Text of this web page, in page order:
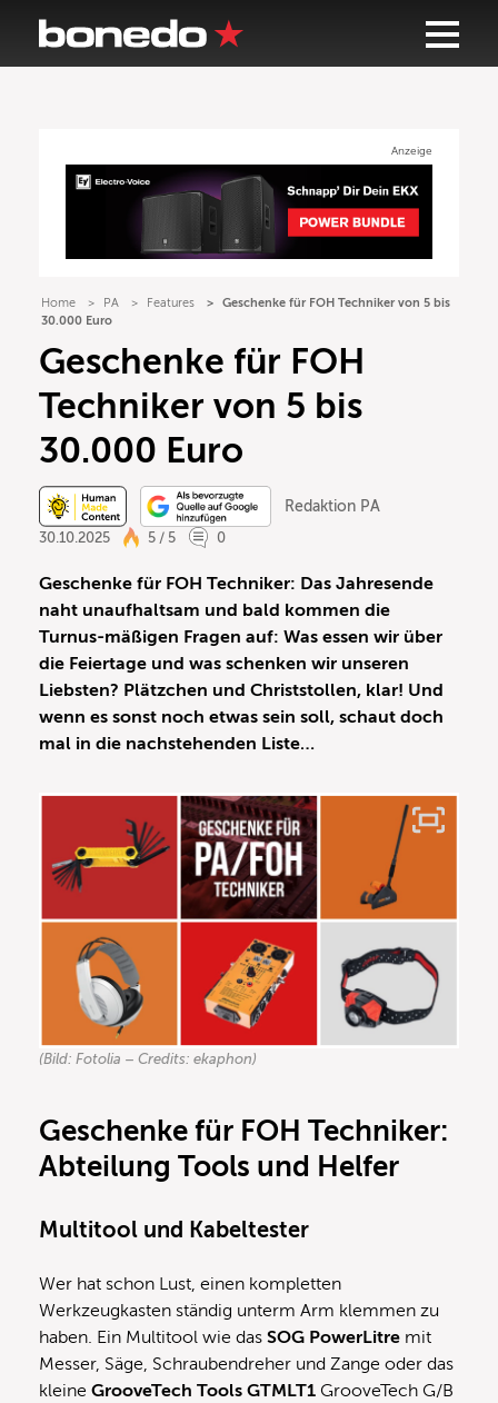
Anzeige
Home PA Features
Geschenke für FOH Techniker von 5 bis
30.000 Euro
Geschenke für FOH
Techniker von 5 bis
30.000 Euro
Redaktion PA
30.10.2025
5 / 5 0
Geschenke für FOH Techniker: Das Jahresende
naht unaufhaltsam und bald kommen die
Turnus-mäßigen Fragen auf: Was essen wir über
die Feiertage und was schenken wir unseren
Liebsten? Plätzchen und Christstollen, klar! Und
wenn es sonst noch etwas sein soll, schaut doch
mal in die nachstehenden Liste…
(Bild: Fotolia – Credits: ekaphon)
Geschenke für FOH Techniker:
Abteilung Tools und Helfer
Multitool und Kabeltester
Wer hat schon Lust, einen kompletten
Werkzeugkasten ständig unterm Arm klemmen zu
haben. Ein Multitool wie das SOG PowerLitre mit
Messer, Säge, Schraubendreher und Zange oder das
kleine GrooveTech Tools GTMLT1 GrooveTech G/B